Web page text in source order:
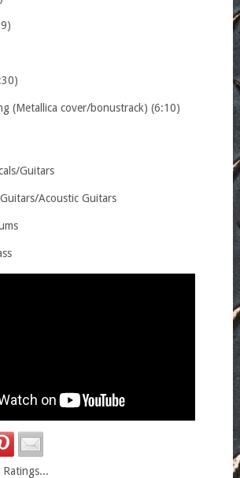
(Metallica cover/bonustrack) (6:10)
Guitars
Acoustic Guitars
Ratings...